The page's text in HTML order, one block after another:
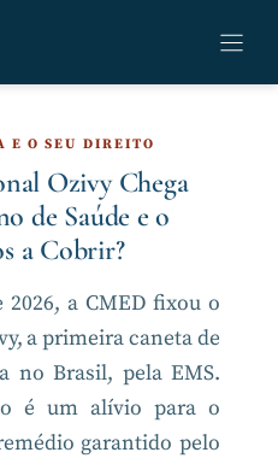
E O SEU DIREITO
Ozivy Chega
de Saúde e o
a Cobrir?
a CMED fixou o
a primeira caneta de
no Brasil, pela EMS.
é um alívio para o
garantido pelo